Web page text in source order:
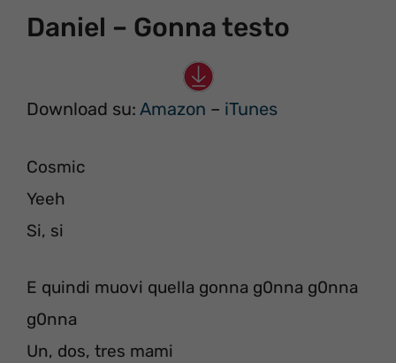
Daniel – Gonna testo
Download su: Amazon – iTunes
Cosmic
Yeeh
Si, si
E quindi muovi quella gonna g0nna g0nna
g0nna
Un, dos, tres mami